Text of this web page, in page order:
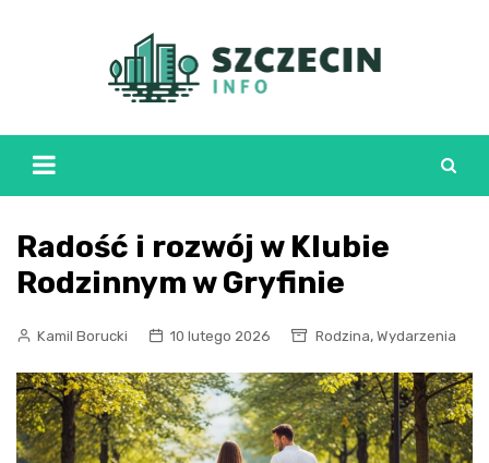
Radość i rozwój w Klubie
Rodzinnym w Gryfinie
Kamil Borucki 10 lutego 2026 Rodzina, Wydarzenia